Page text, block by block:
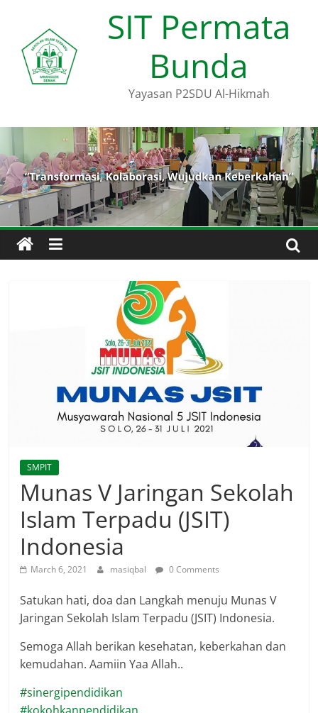
content
SIT Permata
Bunda
Yayasan P2SDU Al-Hikmah
SMPIT
Munas V Jaringan Sekolah
Islam Terpadu (JSIT)
Indonesia
March 6, 2021 masiqbal 0 Comments
Satukan hati, doa dan Langkah menuju Munas V
Jaringan Sekolah Islam Terpadu (JSIT) Indonesia.
Semoga Allah berikan kesehatan, keberkahan dan
kemudahan. Aamiin Yaa Allah..
#sinergipendidikan